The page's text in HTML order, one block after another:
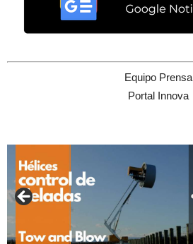
Equipo Prensa
Portal Innova